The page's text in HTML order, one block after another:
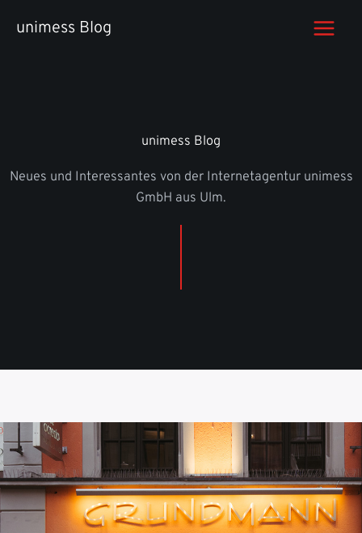
Inhaltunimess Blog
unimess Blog
Neues und Interessantes von der Internetagentur unimess
GmbH aus Ulm.
SEITE
SEITESEITESEITE